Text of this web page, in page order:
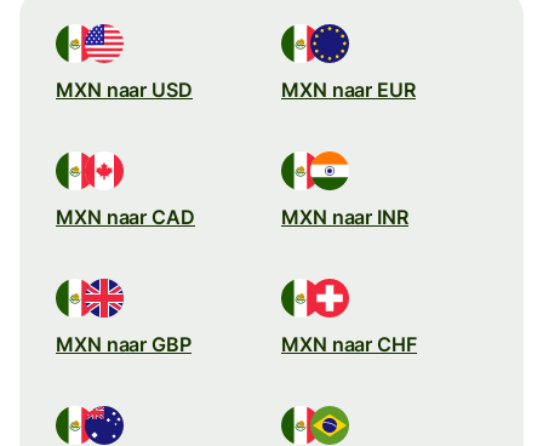
MXN naar USD MXN naar EUR
MXN naar CAD MXN naar INR
MXN naar GBP MXN naar CHF